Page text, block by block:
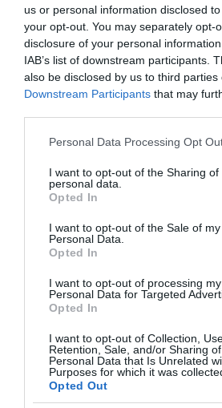
us or personal information disclosed
your opt-out. You may separately opt-
disclosure of your personal
IAB’s list of downstream participants.
also be disclosed by us to third parties
Downstream Participants that may
Please note that this website/app uses
not limited to your visit or usage
grant or deny consent to Google and
use your data for below specified
consent section.
Personal Data Processing Opt
I want to opt-out of the Sharing of
personal data.
Opted In
I want to opt-out of the Sale of my
Personal Data.
Opted In
I want to opt-out of processing my
Personal Data for Targeted
Opted In
I want to opt-out of Collection,
Retention, Sale, and/or Sharing
Personal Data that Is Unrelated
Purposes for which it was
Opted Out
Ισοζύγιο
Συναλλαγών
Αύγουστο του 2024 ,
άμεσων επενδύσεων, οι
κατοίκων έναντι του
καθαρές ροές ύψους 108,6
υποχρεώσεις των κατοίκων
ευρώ, χωρίς αξιοσημείωτες
απαιτήσεων των κατοίκων
εξωτερικού αντανακλά
676,0 εκατ. ευρώ των